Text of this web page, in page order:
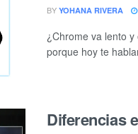
BY YOHANA RIVERA
¿Chrome va lento
porque hoy te
Diferencias